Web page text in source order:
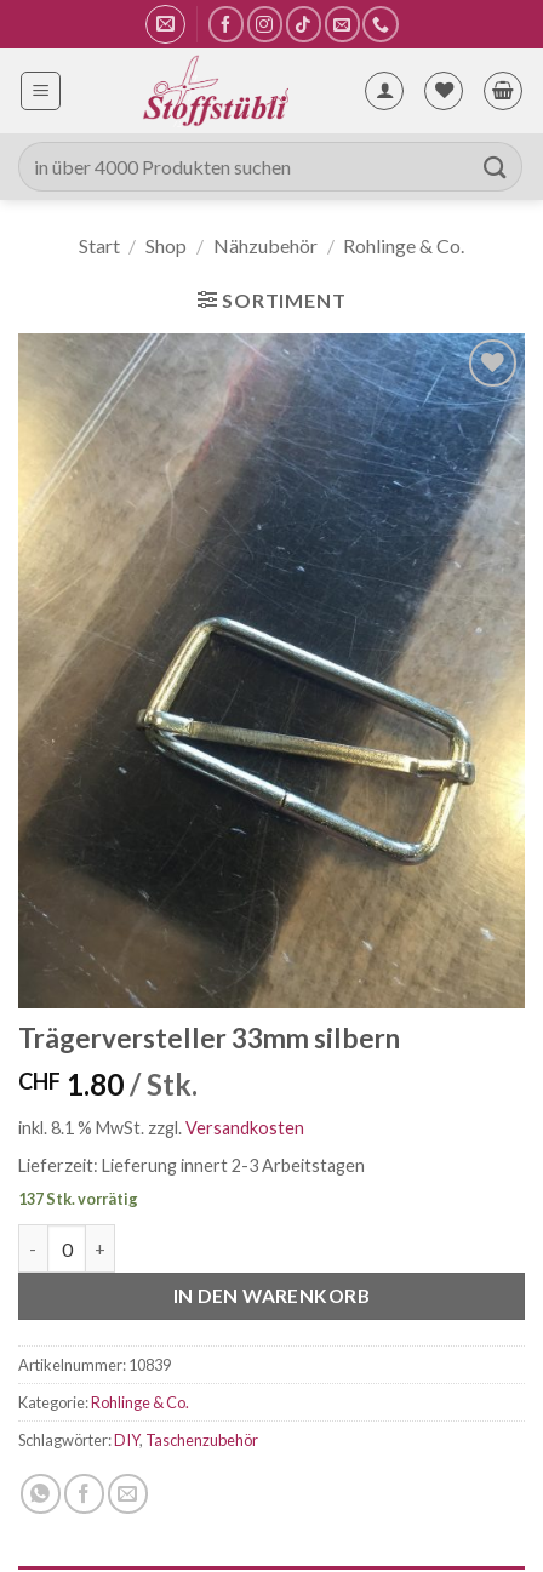
Inhalt
springen
Suche
nach:
Start / Shop / Nähzubehör / Rohlinge & Co.
SORTIMENT
Auf die
Wunschliste
Trägerversteller 33mm silbern
CHF 1.80/ Stk.
inkl. 8.1 % MwSt. zzgl.Versandkosten
Lieferzeit: Lieferung innert 2-3 Arbeitstagen
137 Stk. vorrätig
IN DEN WARENKORB
Artikelnummer:10839
Kategorie:Rohlinge & Co.
Schlagwörter:DIY, Taschenzubehör